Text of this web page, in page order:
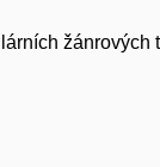
žánrových